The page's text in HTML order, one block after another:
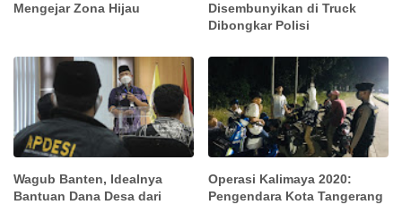
Mengejar Zona Hijau
Disembunyikan di Truck
Dibongkar Polisi
Wagub Banten, Idealnya
Bantuan Dana Desa dari
Operasi Kalimaya 2020:
Pengendara Kota Tangerang